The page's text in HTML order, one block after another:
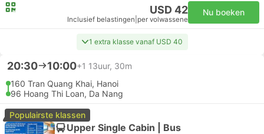
USD 42
Inclusief belastingen per volwassene
Nu boeken
1 extra klasse vanaf USD 40
20:30 10:00+1 13uur, 30m
160 Tran Quang Khai, Hanoi
96 Hoang Thi Loan, Da Nang
Populairste klassen
Upper Single Cabin | Bus